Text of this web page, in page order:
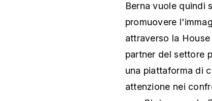
Berna vuole quindi
promuovere
attraverso la
partner del settore
una piattaforma di
attenzione nei